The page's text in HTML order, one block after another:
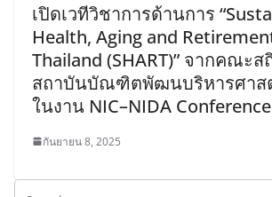
เปิดเวทีวิชาการด้านการ
Health, Aging and
Thailand (SHART)” จากคณะ
สถาบันบัณฑิตพัฒนบริหารศาส
ในงาน NIC–NIDA
กันยายน 8, 2025